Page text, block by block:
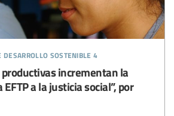
desarrollo sostenible 4
productivas incrementan la
a la justicia social”, por